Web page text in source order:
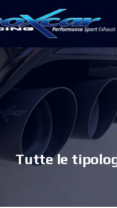
Tutte le